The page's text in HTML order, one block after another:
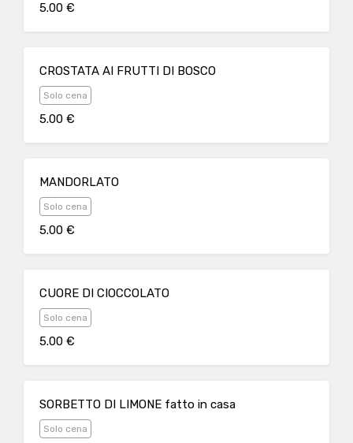
5.00 €
CROSTATA AI FRUTTI DI BOSCO
Solo cena
5.00 €
MANDORLATO
Solo cena
5.00 €
CUORE DI CIOCCOLATO
Solo cena
5.00 €
SORBETTO DI LIMONE fatto in casa
Solo cena